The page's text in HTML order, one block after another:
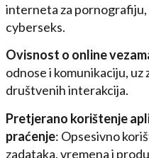
interneta za pornografiju,
cyberseks.
Ovisnost o online
odnose i komunikaciju,
društvenih interakcija.
Pretjerano korištenje
praćenje: Opsesivno
zadataka, vremena i